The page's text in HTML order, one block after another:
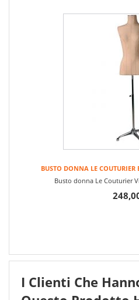
BUSTO DONNA LE COUTURIER
Busto donna Le Couturier
I Clienti Che